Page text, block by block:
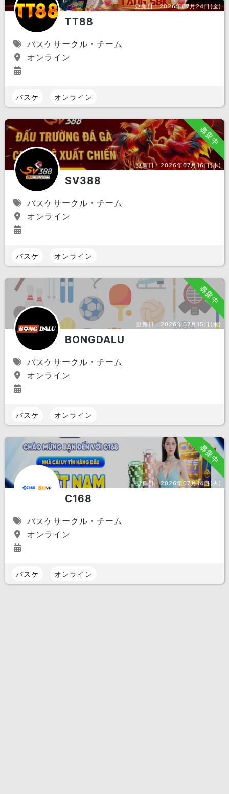
更新日：2026年07月24日(金)
TT88
バスケサークル・チーム
オンライン
バスケ オンライン
募集中
更新日：2026年07月16日(木)
SV388
バスケサークル・チーム
オンライン
バスケ オンライン
募集中
更新日： 2026年07月15日(水)
BONGDALU
バスケサークル・チーム
オンライン
バスケ オンライン
募集中
更新日：2026年07月14日(火)
C168
バスケサークル・チーム
オンライン
バスケ オンライン